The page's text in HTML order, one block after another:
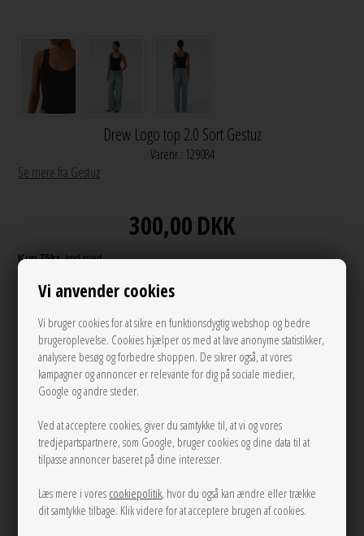
Vi anvender cookies
Vi bruger cookies for at sikre en funktionsdygtig webshop og bedre
brugeroplevelse. Cookies hjælper os med at lave anonyme statistikker,
analysere besøg og forbedre shoppen. De sikrer også, at vores
kampagner og annoncer er relevante for dig på sociale medier,
Google og andre steder.
Ved at acceptere cookies, giver du samtykke til, at vi og vores
tredjepartspartnere, som Google, bruger cookies og dine data til at
tilpasse annoncer baseret på dine interesser.
Læs mere i vores cookiepolitik, hvor du også kan ændre eller trække
dit samtykke tilbage. Klik videre for at acceptere brugen af cookies.
Drew Logo top 2.0 Sort Gestuz
Varenr.: 129084
Se mere fra Gestuz
300,00DKK
Andre varianter
M L
LÆG I KURVEN